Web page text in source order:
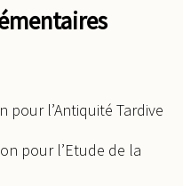
pour l’Antiquité Tardive
pour l’Etude de la